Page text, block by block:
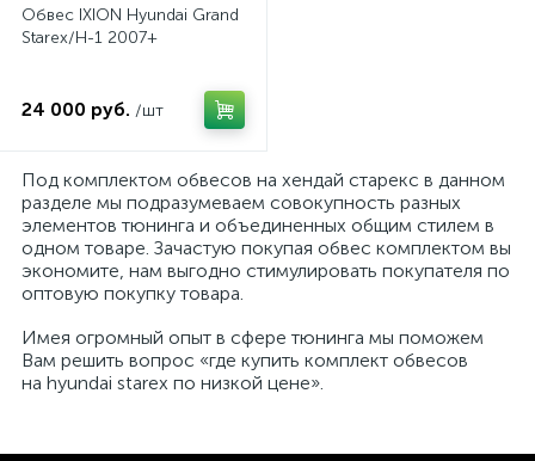
Обвес IXION Hyundai Grand
Starex/H-1 2007+
24 000 руб. /шт
Под комплектом обвесов на хендай старекс в данном
разделе мы подразумеваем совокупность разных
элементов тюнинга и объединенных общим стилем в
одном товаре. Зачастую покупая обвес комплектом вы
экономите, нам выгодно стимулировать покупателя по
оптовую покупку товара.
Имея огромный опыт в сфере тюнинга мы поможем
Вам решить вопрос «где купить комплект обвесов
на hyundai starex по низкой цене».